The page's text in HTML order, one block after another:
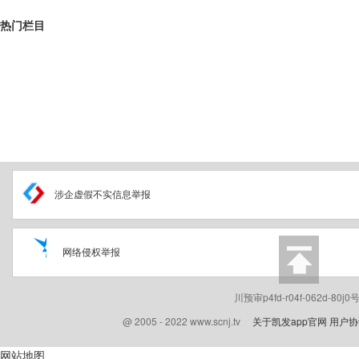
热门栏目
涉企虚假不实信息举报
网络侵权举报
川预审p4fd-r04f-062d-80j0
@ 2005 - 2022 www.scnj.tv 关于凯发app官网 用户
网站地图